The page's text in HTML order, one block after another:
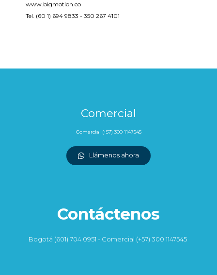
www.bigmotion.co
Tel. (60 1) 694 9833 - 350 267 4101
Comercial
Comercial (+57) 300 1147545
Llámenos ahora
Contáctenos
Bogotá (601) 704 0951 - Comercial (+57) 300 1147545